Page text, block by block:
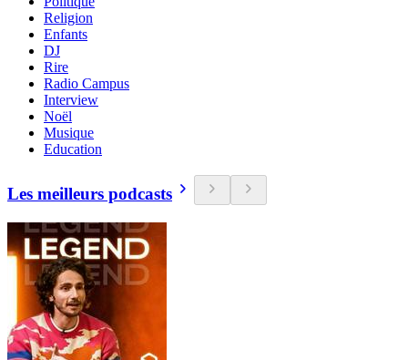
Religion
Enfants
DJ
Rire
Radio Campus
Interview
Noël
Musique
Education
Les meilleurs podcasts